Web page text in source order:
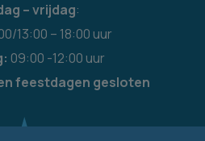
– vrijdag:
13:00 – 18:00 uur
09:00 -12:00 uur
feestdagen gesloten